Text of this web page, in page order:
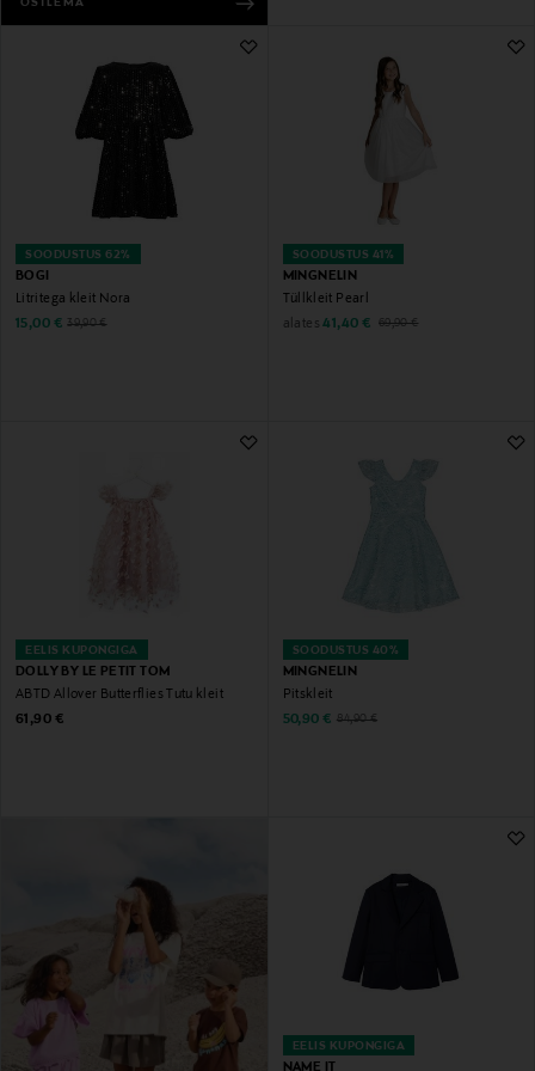
OSTLEMA
SOODUSTUS 62%
BOGI
Litritega kleit Nora
Discounted Price
15,00 € Original Price
39,90 €
SOODUSTUS 41%
MINGNELIN
Tüllkleit Pearl
alates Discounted Price
41,40 € Original Price
69,90 €
EELIS KUPONGIGA
DOLLY BY LE PETIT TOM
ABTD Allover Butterflies Tutu kleit
Original Price
61,90 €
SOODUSTUS 40%
MINGNELIN
Pitskleit
Discounted Price
50,90 € Original Price
84,90 €
EELIS KUPONGIGA
NAME IT